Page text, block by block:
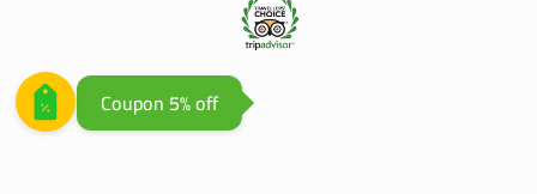
Coupon 5% off